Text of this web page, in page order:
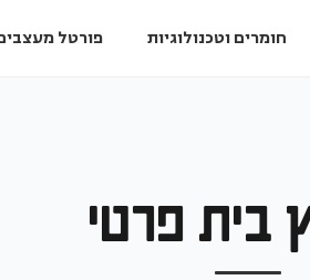
חומרים וטכנולוגיות פורטל
בית פרטי